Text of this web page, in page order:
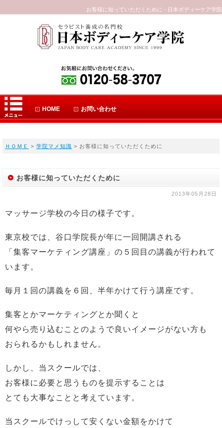
お客様に知っていただくために - 日本ボディーケア学院
HOME お問い合わせ
ＨＯＭＥ > 学院マメ知識 > お客様に知っていただくために
お客様に知っていただくために
2013年05月28日
マッサージ学校の今日の様子です。
東京校では、谷口学院長が年に一回開講される
「集客マーケティング講座」の５回目の講義が行われて
います。
毎月１回の講義を６回、半年かけて行う講座です。
集客とかマーケティングとか聞くと
何やら売り込むことのようで良いイメージがない方も
おられるかもしれません。
しかし、当スクールでは、
お客様に必要と思うものを提示することは
とても大事なことと考えています。
当スクールでけっして安くない金額をかけて